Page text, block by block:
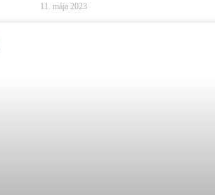
11. mája 2023